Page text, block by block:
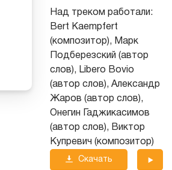
Над треком работали:
Bert Kaempfert
(композитор), Марк
Подберезский (автор
слов), Libero Bovio
(автор слов), Александр
Жаров (автор слов),
Онегин Гаджикасимов
(автор слов), Виктор
Купревич (композитор)
Скачать